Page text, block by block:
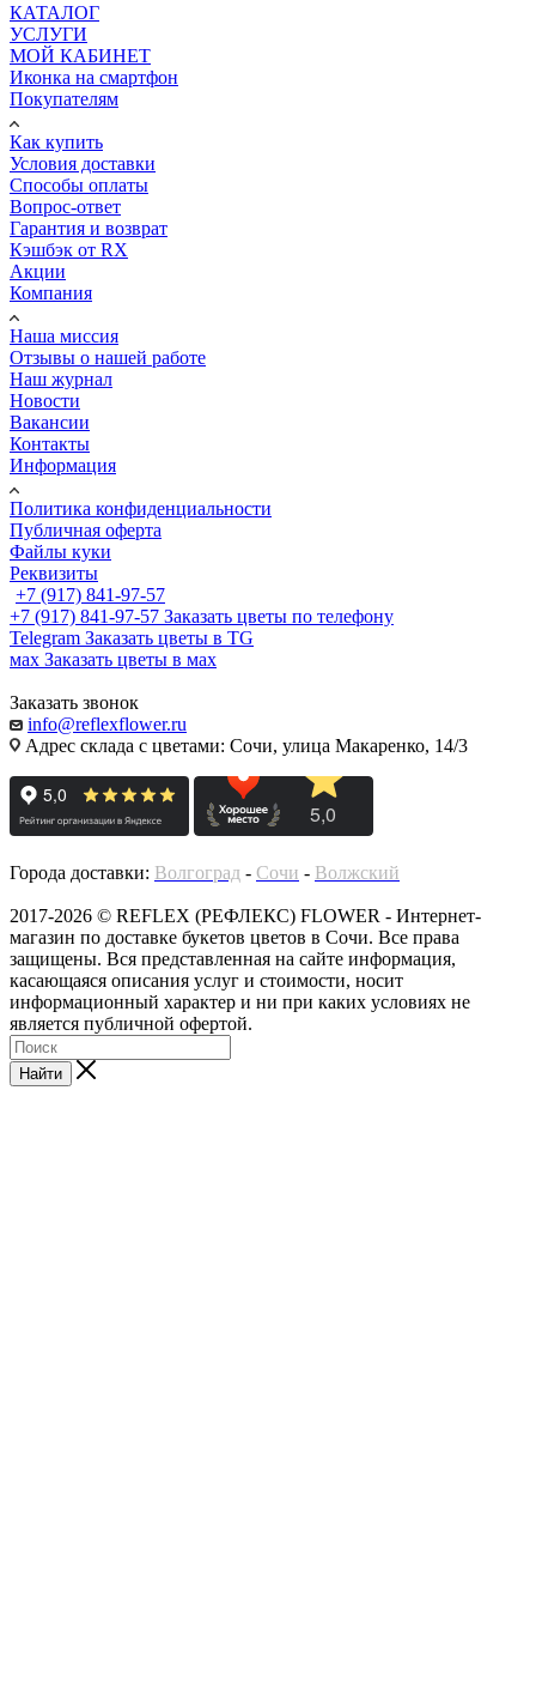
КАТАЛОГ
УСЛУГИ
МОЙ КАБИНЕТ
Иконка на смартфон
Покупателям
Как купить
Условия доставки
Способы оплаты
Вопрос-ответ
Гарантия и возврат
Кэшбэк от RX
Акции
Компания
Наша миссия
Отзывы о нашей работе
Наш журнал
Новости
Вакансии
Контакты
Информация
Политика конфиденциальности
Публичная оферта
Файлы куки
Реквизиты
+7 (917) 841-97-57
+7 (917) 841-97-57 Заказать цветы по телефону
Telegram Заказать цветы в TG
мах Заказать цветы в мах
Заказать звонок
info@reflexflower.ru
Адрес склада с цветами: Сочи, улица Макаренко, 14/3
Города доставки: Волгоград - Сочи - Волжский
2017-2026 © REFLEX (РЕФЛЕКС) FLOWER - Интернет-
магазин по доставке букетов цветов в Сочи. Все права
защищены. Вся представленная на сайте информация,
касающаяся описания услуг и стоимости, носит
информационный характер и ни при каких условиях не
является публичной офертой.
Найти